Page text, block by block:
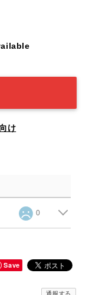
け
0
Save
通報する